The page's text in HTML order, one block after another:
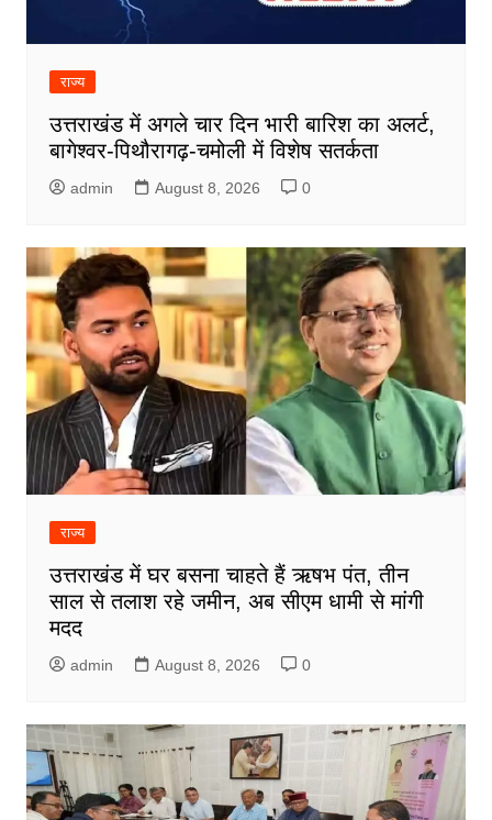
राज्य
उत्तराखंड में अगले चार दिन भारी बारिश का अलर्ट,
बागेश्वर-पिथौरागढ़-चमोली में विशेष सतर्कता
admin August 8, 2026 0
राज्य
उत्तराखंड में घर बसना चाहते हैं ऋषभ पंत, तीन
साल से तलाश रहे जमीन, अब सीएम धामी से मांगी
मदद
admin August 8, 2026 0